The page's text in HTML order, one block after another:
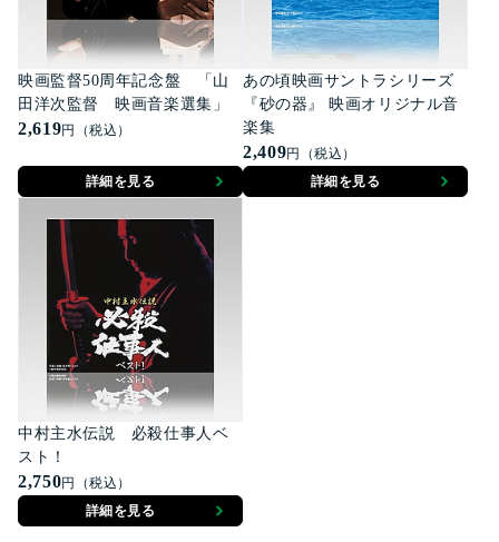
映画監督50周年記念盤 「山
田洋次監督 映画音楽選集」
2,619円（税込）
詳細を見る
あの頃映画サントラシリーズ
『砂の器』 映画オリジナル音
楽集
2,409円（税込）
詳細を見る
中村主水伝説 必殺仕事人ベ
スト！
2,750円（税込）
詳細を見る